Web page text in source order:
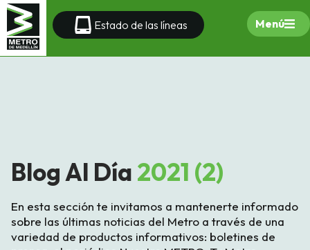
Estado de las líneas Menú
Blog Al Día 2021 (2)
En esta sección te invitamos a mantenerte informado
sobre las últimas noticias del Metro a través de una
variedad de productos informativos: boletines de